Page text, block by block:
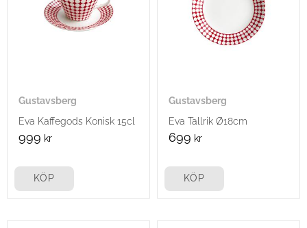
Gustavsberg
Eva Kaffegods Konisk 15cl
999 kr
KÖP
Gustavsberg
Eva Tallrik Ø18cm
699 kr
KÖP